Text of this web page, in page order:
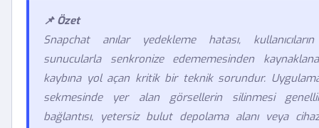
📌 Özet
Snapchat anılar yedekleme hatası,
sunucularla senkronize edememesinden
kaybına yol açan kritik bir teknik sorundur.
sekmesinde yer alan görsellerin silinmesi
bağlantısı, yetersiz bulut depolama alanı veya